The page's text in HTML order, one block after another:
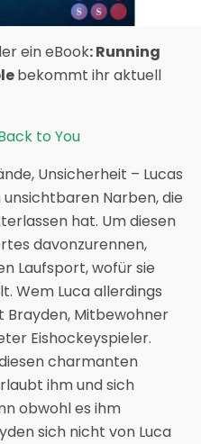
ein eBook: Running
bekommt ihr aktuell
to You
Unsicherheit – Lucas
Narben, die
hat. Um diesen
davonzurennen,
Laufsport, wofür sie
Wem Luca allerdings
Brayden, Mitbewohner
Eishockeyspieler.
charmanten
ihm und sich
obwohl es ihm
sich nicht von Luca